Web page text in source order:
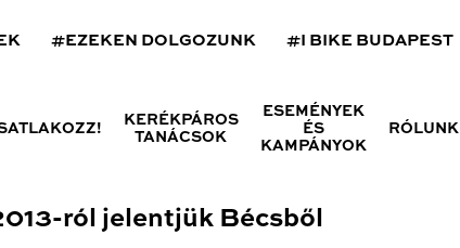
#EZEKEN DOLGOZUNK #I BIKE BUDAPEST
KERÉKPÁROS
TANÁCSOK
ESEMÉNYEK
ÉS
KAMPÁNYOK
RÓLUNK
ról jelentjük Bécsből